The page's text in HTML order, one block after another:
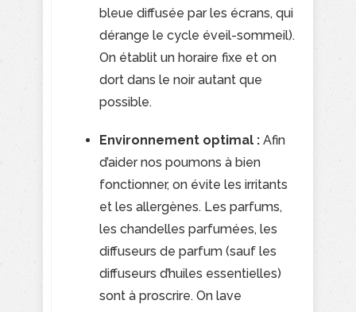
bleue diffusée par les écrans, qui
dérange le cycle éveil-sommeil).
On établit un horaire fixe et on
dort dans le noir autant que
possible.
Environnement optimal : Afin
d’aider nos poumons à bien
fonctionner, on évite les irritants
et les allergènes. Les parfums,
les chandelles parfumées, les
diffuseurs de parfum (sauf les
diffuseurs d’huiles essentielles)
sont à proscrire. On lave